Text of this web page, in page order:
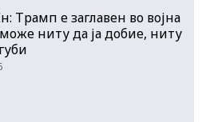
Трамп е заглавен во војна
ниту да ја добие, ниту